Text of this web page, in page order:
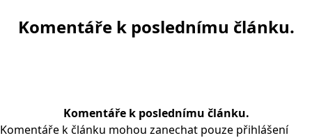
Komentáře k poslednímu článku.
Komentáře k poslednímu článku.
Komentáře k článku mohou zanechat pouze přihlášení